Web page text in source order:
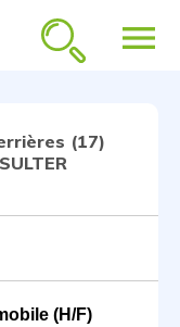
menu
(17)
(H/F)